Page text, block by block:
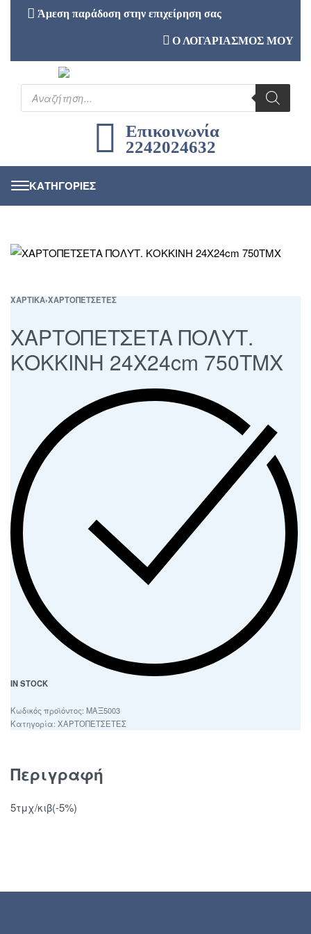
Άμεση παράδοση στην επιχείρηση σας
Ο ΛΟΓΑΡΙΑΣΜΟΣ ΜΟΥ
Επικοινωνία
2242024632
ΧΑΡΤΙΚΑ›ΧΑΡΤΟΠΕΤΣΕΤΕΣ
ΧΑΡΤΟΠΕΤΣΕΤΑ ΠΟΛΥΤ.
ΚΟΚΚΙΝΗ 24Χ24cm 750ΤΜΧ
IN STOCK
ΜΑΞ5003
Κατηγορία: ΧΑΡΤΟΠΕΤΣΕΤΕΣ
Περιγραφή
5τμχ/κιβ(-5%)